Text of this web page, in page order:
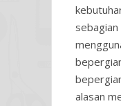
alasan